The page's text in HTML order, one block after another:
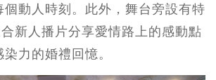
個動人時刻。此外，舞台旁設有特
新人播片分享愛情路上的感動點
力的婚禮回憶。